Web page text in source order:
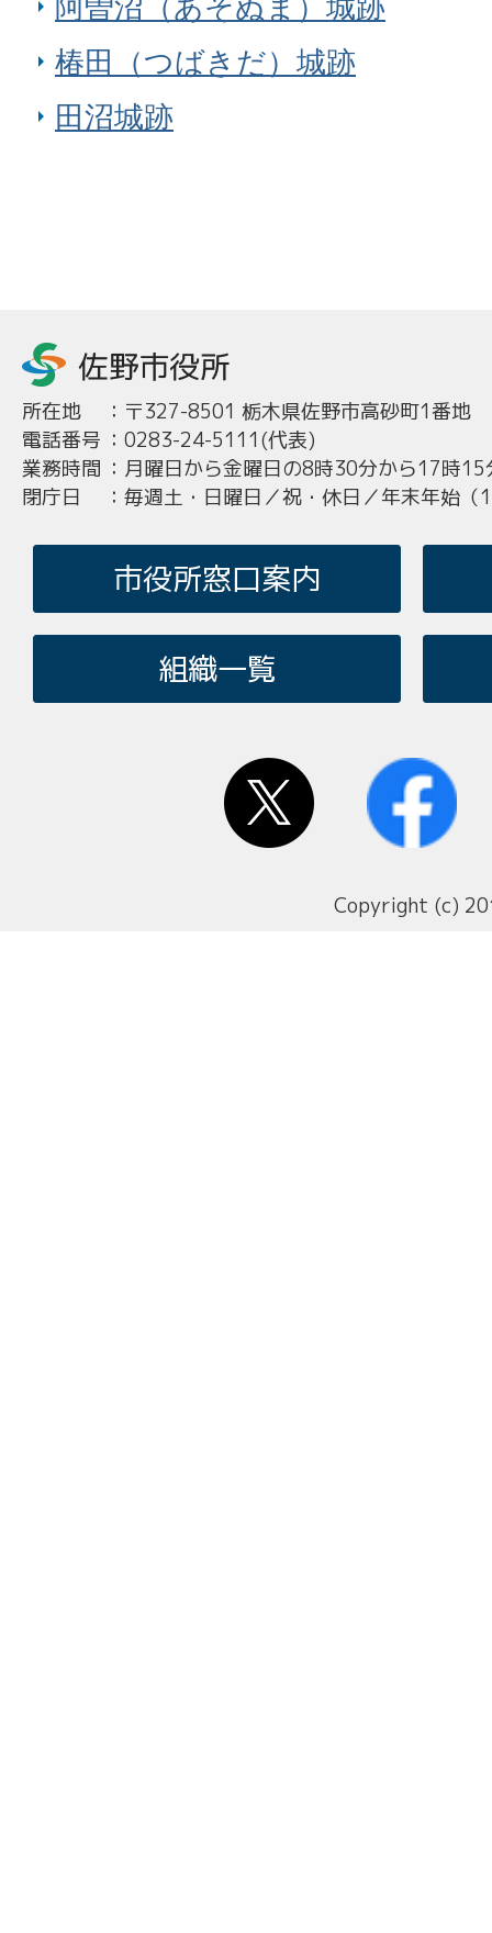
阿曽沼（あそぬま）城跡
椿田（つばきだ）城跡
田沼城跡
所在地 ： 〒327-8501 栃木県佐野市高砂町1番地
電話番号 ： 0283-24-5111(代表)
業務時間 ： 月曜日から金曜日の8時30分から17時15
閉庁日
： 毎週土・日曜日／祝・休日／年末年始
市役所窓口案内
組織一覧
Copyright (c)